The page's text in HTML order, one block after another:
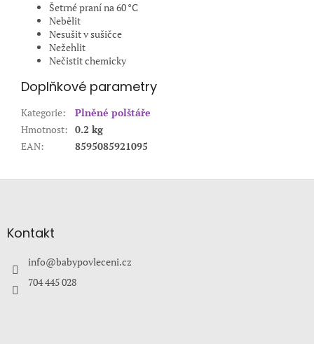
Šetrné praní na 60 °C
Nebělit
Nesušit v sušičce
Nežehlit
Nečistit chemicky
Doplňkové parametry
Kategorie:
Plněné polštáře
Hmotnost: 0.2 kg
EAN: 8595085921095
aKontakt
info@babypovleceni.cz
704 445 028